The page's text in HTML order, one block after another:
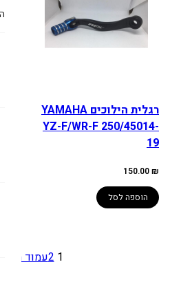
רגלית הילוכים YAMAHA
YZ-F/WR-F 250/45014-
19
150.00₪
הוספה לסל
1
2עמוד הבא